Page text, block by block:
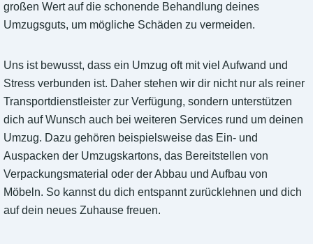
großen Wert auf die schonende Behandlung deines
Umzugsguts, um mögliche Schäden zu vermeiden.
Uns ist bewusst, dass ein Umzug oft mit viel Aufwand und
Stress verbunden ist. Daher stehen wir dir nicht nur als reiner
Transportdienstleister zur Verfügung, sondern unterstützen
dich auf Wunsch auch bei weiteren Services rund um deinen
Umzug. Dazu gehören beispielsweise das Ein- und
Auspacken der Umzugskartons, das Bereitstellen von
Verpackungsmaterial oder der Abbau und Aufbau von
Möbeln. So kannst du dich entspannt zurücklehnen und dich
auf dein neues Zuhause freuen.